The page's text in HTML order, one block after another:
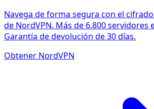
Navega de forma segura con el
de NordVPN. Más de 6.800 servidores
Garantía de devolución de 30 días.
Obtener NordVPN